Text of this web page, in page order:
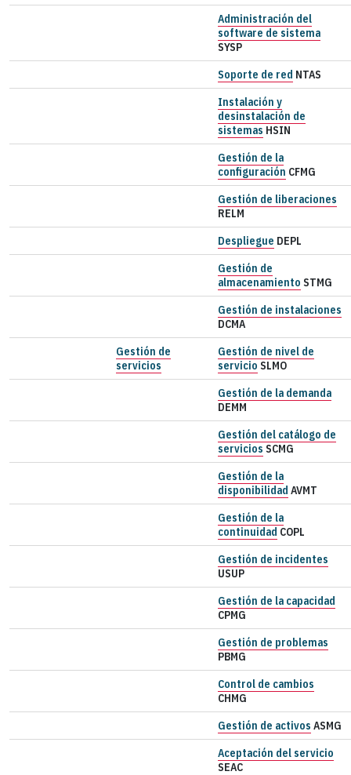
Administración del
software de sistema
SYSP
Soporte de red NTAS
Instalación y
desinstalación de
sistemas HSIN
Gestión de la
configuración CFMG
Gestión de liberaciones
RELM
Despliegue DEPL
Gestión de
almacenamiento STMG
Gestión de instalaciones
DCMA
Gestión de
servicios
Gestión de nivel de
servicio SLMO
Gestión de la demanda
DEMM
Gestión del catálogo de
servicios SCMG
Gestión de la
disponibilidad AVMT
Gestión de la
continuidad COPL
Gestión de incidentes
USUP
Gestión de la capacidad
CPMG
Gestión de problemas
PBMG
Control de cambios
CHMG
Gestión de activos ASMG
Aceptación del servicio
SEAC